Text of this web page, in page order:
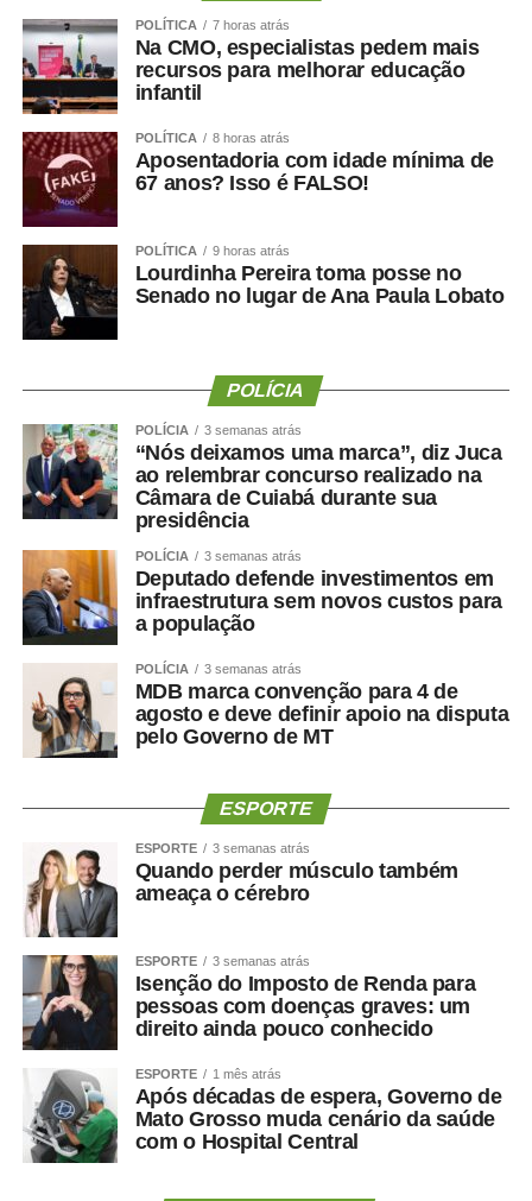
força ela conseguiu preservar.
Emagrecer , nem sempre
significa melhorar a saúde ?
Uma perda de peso mal conduzida pode incluir perda
significativa de massa muscular, principalmente em
pessoas mais velhas, sedentárias, submetidas a dietas
muito restritivas ou a tratamentos sem acompanhamento
Mesmo com o avanço dos medicamentos para
obesidade, o objetivo não deve ser apenas reduzir o
número na balança. O tratamento precisa preservar
músculo, reduzir gordura visceral, melhorar o
O paciente não deve apenas ficar mais leve. Deve
ficarmais saudável, mais forte e funcionalmente mais
capaz.
Por que o músculo influencia
a saúde cerebral?
A relação entre músculo e cérebro é complexa, mas
alguns mecanismos ajudam a explicá-la.
A perda muscular pode piorar a resistência à insulina,
reduzir o gasto energético, aumentar o sedentarismo e
favorecer inflamação crônica. Ao mesmo tempo, fatores
como hipertensão, diabetes, apneia do sono e colesterol
elevado afetam os vasos sanguíneos que irrigam tanto o
coração quanto o cérebro.
Por isso, preservar músculo é muito mais do que uma
questão estética. É uma estratégia de proteção
metabólica, cardiovascular, funcional e possivelmente
POLÍTICA 7 horas atrás
Na CMO, especialistas pedem mais
recursos para melhorar educação
infantil
POLÍTICA 8 horas atrás
Aposentadoria com idade mínima de
67 anos? Isso é FALSO!
POLÍTICA 9 horas atrás
Lourdinha Pereira toma posse no
Senado no lugar de Ana Paula Lobato
POLÍCIA
POLÍCIA 3 semanas atrás
“Nós deixamos uma marca”, diz Juca
ao relembrar concurso realizado na
Câmara de Cuiabá durante sua
presidência
POLÍCIA 3 semanas atrás
Deputado defende investimentos em
infraestrutura sem novos custos para
a população
POLÍCIA 3 semanas atrás
MDB marca convenção para 4 de
agosto e deve definir apoio na disputa
pelo Governo de MT
ESPORTE
ESPORTE 3 semanas atrás
Quando perder músculo também
ameaça o cérebro
ESPORTE 3 semanas atrás
Isenção do Imposto de Renda para
pessoas com doenças graves: um
direito ainda pouco conhecido
ESPORTE 1 mês atrás
Após décadas de espera, Governo de
Mato Grosso muda cenário da saúde
com o Hospital Central